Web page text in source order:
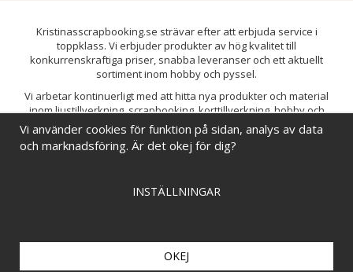
Kristinasscrapbooking.se strävar efter att erbjuda service i
toppklass. Vi erbjuder produkter av hög kvalitet till
konkurrenskraftiga priser, snabba leveranser och ett aktuellt
sortiment inom hobby och pyssel.
Vi arbetar kontinuerligt med att hitta nya produkter och material
inom ljustillverkning, scrapbooking, korttillverkning, hobby och
pyssel. Målet är att bredda sortimentet och löpande förbättra och
utveckla vårt utbud, så att du alltid kan hitta det du behöver hos oss.
Vi använder cookies för funktion på sidan, analys av data
och marknadsföring. Är det okej för dig?
INSTÄLLNINGAR
OKEJ